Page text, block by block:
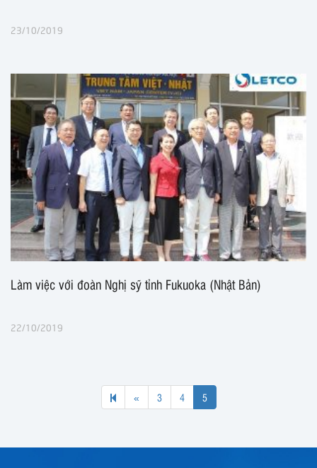
23/10/2019
Làm việc với đoàn Nghị sỹ tỉnh Fukuoka (Nhật Bản)
22/10/2019
«Previous
page
3 4 5